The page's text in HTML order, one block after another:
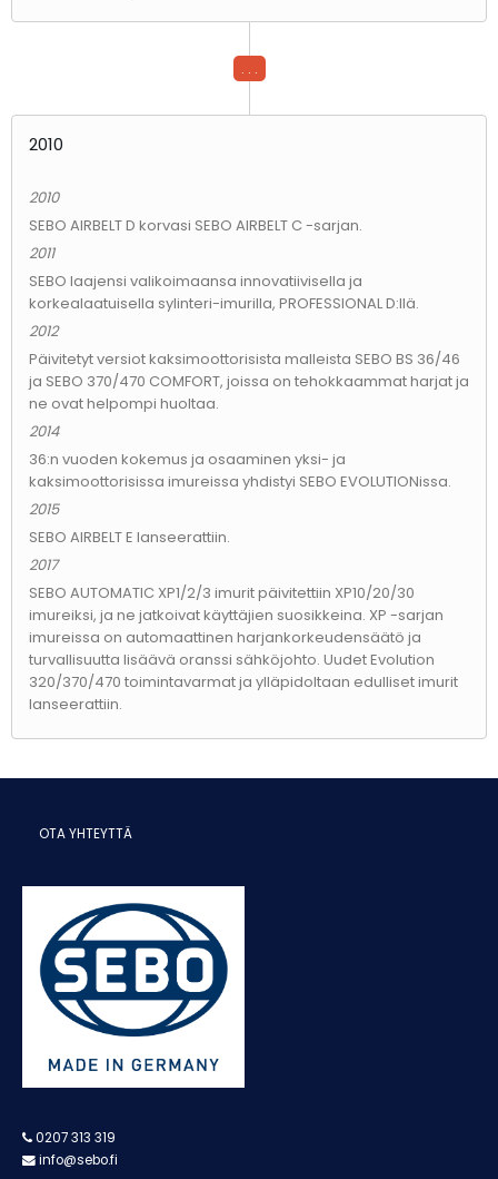
. . .
2010
2010
SEBO AIRBELT D korvasi SEBO AIRBELT C -sarjan.
2011
SEBO laajensi valikoimaansa innovatiivisella ja
korkealaatuisella sylinteri-imurilla, PROFESSIONAL D:llä.
2012
Päivitetyt versiot kaksimoottorisista malleista SEBO BS 36/46
ja SEBO 370/470 COMFORT, joissa on tehokkaammat harjat ja
ne ovat helpompi huoltaa.
2014
36:n vuoden kokemus ja osaaminen yksi- ja
kaksimoottorisissa imureissa yhdistyi SEBO EVOLUTIONissa.
2015
SEBO AIRBELT E lanseerattiin.
2017
SEBO AUTOMATIC XP1/2/3 imurit päivitettiin XP10/20/30
imureiksi, ja ne jatkoivat käyttäjien suosikkeina. XP -sarjan
imureissa on automaattinen harjankorkeudensäätö ja
turvallisuutta lisäävä oranssi sähköjohto. Uudet Evolution
320/370/470 toimintavarmat ja ylläpidoltaan edulliset imurit
lanseerattiin.
OTA YHTEYTTÄ
0207 313 319
info@sebo.fi